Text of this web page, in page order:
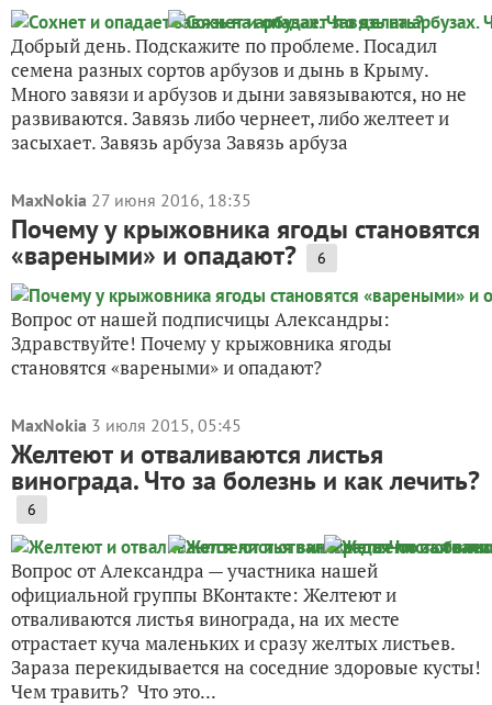
Добрый день. Подскажите по проблеме. Посадил
семена разных сортов арбузов и дынь в Крыму.
Много завязи и арбузов и дыни завязываются, но не
развиваются. Завязь либо чернеет, либо желтеет и
засыхает. Завязь арбуза Завязь арбуза
MaxNokia 27 июня 2016, 18:35
Почему у крыжовника ягоды становятся
«вареными» и опадают? 6
Вопрос от нашей подписчицы Александры:
Здравствуйте! Почему у крыжовника ягоды
становятся «вареными» и опадают?
MaxNokia 3 июля 2015, 05:45
Желтеют и отваливаются листья
винограда. Что за болезнь и как лечить?
6
Вопрос от Александра — участника нашей
официальной группы ВКонтакте: Желтеют и
отваливаются листья винограда, на их месте
отрастает куча маленьких и сразу желтых листьев.
Зараза перекидывается на соседние здоровые кусты!
Чем травить? Что это...